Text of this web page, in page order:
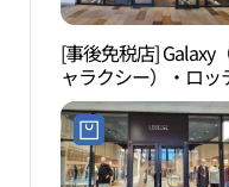
[事後免税店] Galaxy
ャラクシー）・ロッ
レミアムアウトレッ
ジュ（坡州）店(갤
롯데프리미엄아울렛
주점)